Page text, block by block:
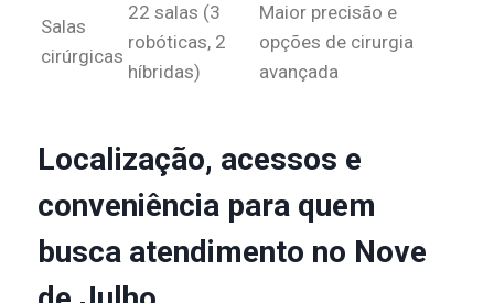
Salas
cirúrgicas
22 salas (3
robóticas, 2
híbridas)
Maior precisão e
opções de cirurgia
avançada
Localização, acessos e
conveniência para quem
busca atendimento no Nove